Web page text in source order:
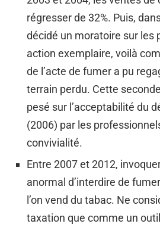
régresser de 32%. Puis,
décidé un moratoire sur les
action exemplaire, voilà
de l’acte de fumer a pu
terrain perdu. Cette
pesé sur l’acceptabilité du
(2006) par les
convivialité.
Entre 2007 et 2012,
anormal d’interdire de
l’on vend du tabac. Ne
taxation que comme un